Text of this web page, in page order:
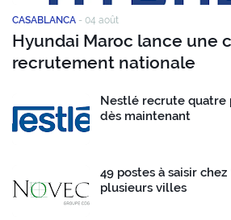
CASABLANCA - 04 août
Hyundai Maroc lance une
recrutement nationale
Nestlé recrute quatre
dès maintenant
49 postes à saisir
plusieurs villes